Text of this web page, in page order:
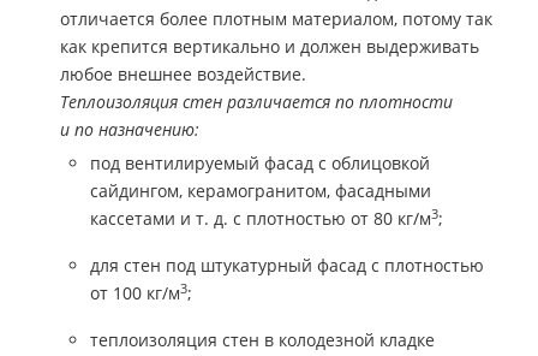
отличается более плотным материалом, потому так
как крепится вертикально и должен выдерживать
любое внешнее воздействие.
Теплоизоляция стен различается по плотности
и по назначению:
под вентилируемый фасад с облицовкой
сайдингом, керамогранитом, фасадными
кассетами и т. д. с плотностью от 80 кг/м3;
для стен под штукатурный фасад с плотностью
от 100 кг/м3;
теплоизоляция стен в колодезной кладке